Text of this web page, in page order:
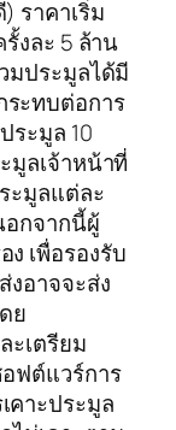
ราคาเริ่ม
งละ 5 ล้าน
มประมูลได้มี
ะทบต่อการ
ระมูล 10
มูลเจ้าหน้าที่
ะมูลแต่ละ
อกจากนี้ผู้
เพื่อรองรับ
งอาจจะส่ง
ย
ะเตรียม
ฟต์แวร์การ
คาะประมูล